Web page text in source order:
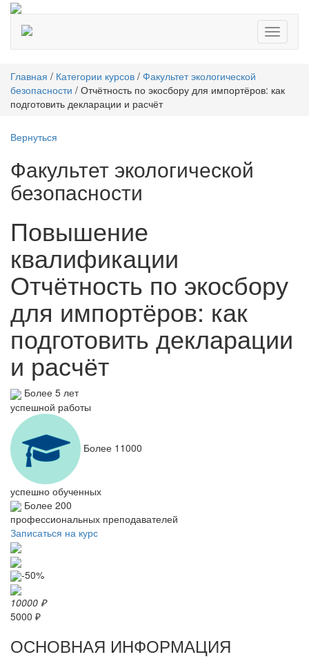
Toggle
Главная / Категории курсов / Факультет экологической
безопасности / Отчётность по экосбору для импортёров: как
подготовить декларации и расчёт
Вернуться
Факультет экологической
безопасности
Повышение
квалификации
Отчётность по экосбору
для импортёров: как
подготовить декларации
и расчёт
Более 5 лет
успешной работы
Более 11000
успешно обученных
Более 200
профессиональных преподавателей
Записаться на курс
-50%
10000 ₽
5000 ₽
ОСНОВНАЯ ИНФОРМАЦИЯ